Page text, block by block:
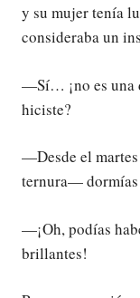
y su mujer tenía
consideraba un
—Sí… ¡no es una
hiciste?
—Desde el
ternura—
—¡Oh, podías
brillantes!